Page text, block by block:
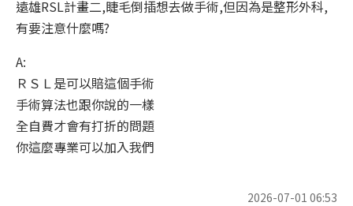
遠雄RSL計畫二,睫毛倒插想去做手術,但因為是整形外科,
有要注意什麼嗎?
A:
ＲＳＬ是可以賠這個手術
手術算法也跟你說的一樣
全自費才會有打折的問題
你這麼專業可以加入我們
2026-07-01 06:53